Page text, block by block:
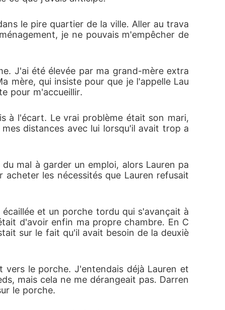
le pire quartier de la ville. Aller au trava
je ne pouvais m'empêcher de
J'ai été élevée par ma grand-mère extra
mère, qui insiste pour que je l'appelle Lau
pour m'accueillir.
à l'écart. Le vrai problème était son mari,
distances avec lui lorsqu'il avait trop a
mal à garder un emploi, alors Lauren pa
les nécessités que Lauren refusait
et un porche tordu qui s'avançait à
d'avoir enfin ma propre chambre. En C
sur le fait qu'il avait besoin de la deuxiè
le porche. J'entendais déjà Lauren et
mais cela ne me dérangeait pas. Darren
le porche.